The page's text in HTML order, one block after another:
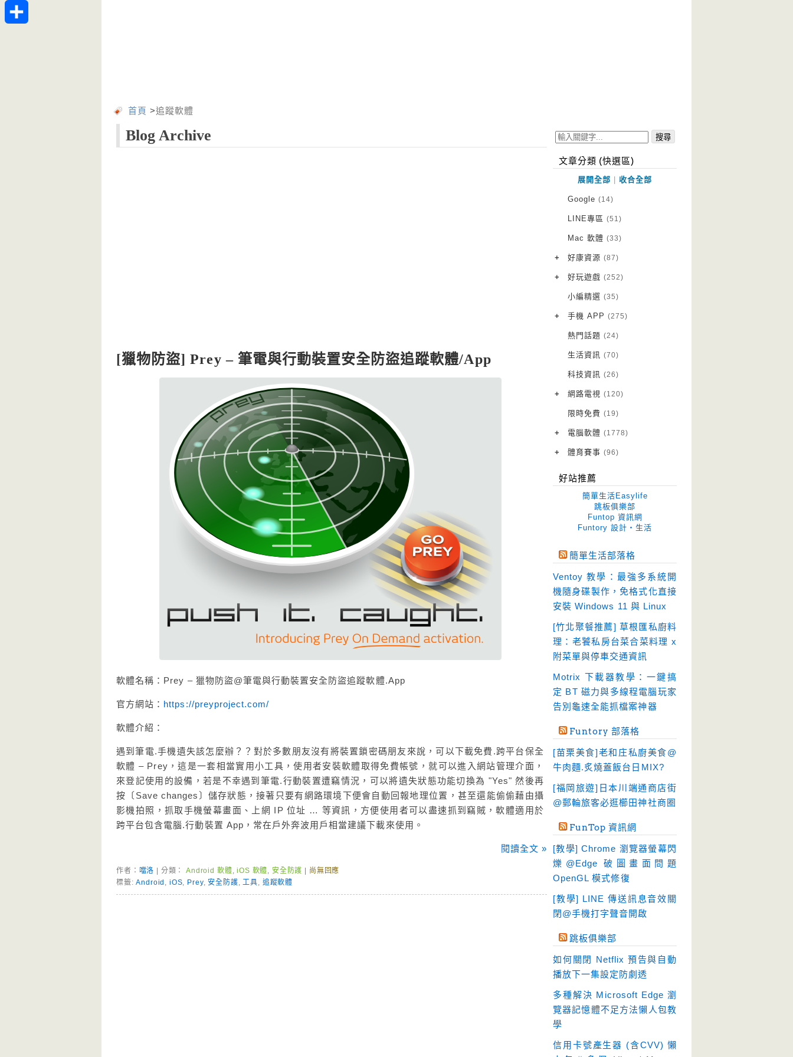
首頁 >追蹤軟體
Blog Archive
[獵物防盜] Prey – 筆電與行動裝置安全防盜追蹤軟體/App
軟體名稱：Prey – 獵物防盜@筆電與行動裝置安全防盜追蹤軟體.App
官方網站： https://preyproject.com/
軟體介紹：
遇到筆電.手機遺失該怎麼辦？？對於多數朋友沒有將裝置鎖密碼朋友來說，可以下載免費.跨平台保全
軟體 – Prey，這是一套相當實用小工具，使用者安裝軟體取得免費帳號，就可以進入網站管理介面，
來登記使用的設備，若是不幸遇到筆電.行動裝置遭竊情況，可以將遺失狀態功能切換為 "Yes" 然後再
按〔Save changes〕儲存狀態，接著只要有網路環境下便會自動回報地理位置，甚至還能偷偷藉由攝
影機拍照，抓取手機螢幕畫面、上網 IP 位址 … 等資訊，方便使用者可以盡速抓到竊賊，軟體適用於
跨平台包含電腦.行動裝置 App，常在戶外奔波用戶相當建議下載來使用。
閱讀全文 »
作者： 噹洛 | 分類：Android 軟體,iOS 軟體, 安全防護
尚無回應
標籤:Android , iOS, Prey,安全防護,工具, 追蹤軟體
文章分類 (快選區)
展開全部 收合全部
Google (14)
LINE專區 (51)
Mac 軟體 (33)
+ 好康資源 (87)
VPN 翻牆
免費資源
字體下載
網站推薦
+ 好玩遊戲 (252)
Android 遊戲
iOS 遊戲
網頁遊戲
電腦遊戲
小編精選 (35)
+ 手機 APP (275)
Android 軟體
iOS 軟體
Root 相關
越獄JB
熱門話題 (24)
生活資訊 (70)
科技資訊 (26)
+ 網路電視 (120)
電視影集
電視節目
限時免費 (19)
+ 電腦軟體 (1778)
作業系統
優化軟體 (38)
光碟工具 (33)
免安裝 (641)
即時通訊 (23)
壓縮軟體 (9)
安全防護 (55)
影音播放 (51)
影音轉檔 (81)
教育學習 (23)
文書工具 (91)
畫面擷取 (36)
看圖程式 (17)
硬碟工具 (64)
系統工具 (242)
(188)
翻譯軟體 (3)
輸入法 (4)
+ 體育賽事 (96)
好站推薦
簡單生活Easylife
跳板俱樂部
Funtop 資訊網
Funtory 設計‧生活
簡單生活部落格
Ventoy 教學：最強多系統開
機隨身碟製作，免格式化直接
安裝 Windows 11 與 Linux
[竹北聚餐推薦] 草根匯私廚料
理：老饕私房台菜合菜料理 x
附菜單與停車交通資訊
Motrix 下載器教學：一鍵搞
定 BT 磁力與多線程電腦玩家
告別龜速全能抓檔案神器
Funtory 部落格
[苗栗美食]老和庄私廚美食@
牛肉麵.炙燒蓋飯台日MIX?
[福岡旅遊]日本川端通商店街
@郵輪旅客必逛櫛田神社商圈
FunTop 資訊網
[教學] Chrome 瀏覽器螢幕閃
爍@Edge 破圖畫面問題
OpenGL 模式修復
[教學] LINE 傳送訊息音效關
閉@手機打字聲音開啟
跳板俱樂部
如何關閉 Netflix 預告與自動
播放下一集設定防劇透
多種解決 Microsoft Edge 瀏
覽器記憶體不足方法懶人包教
學
信用卡號產生器 (含CVV) 懶
Telegram